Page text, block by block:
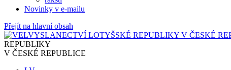
Novinky v e-mailu
Přejít na hlavní obsah
REPUBLIKY
V ČESKÉ REPUBLICE